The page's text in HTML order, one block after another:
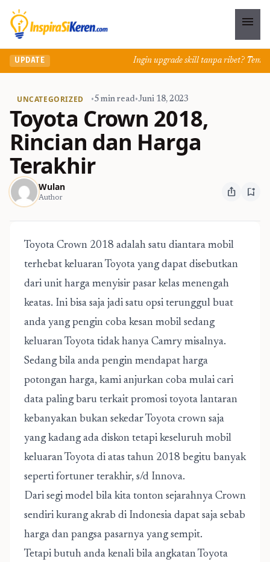
menu
UPDATE Ingin upgrade skill tanpa ribet?
UNCATEGORIZED •5 min read•Juni 18, 2023
Toyota Crown 2018,
Rincian dan Harga
Terakhir
Wulan
Author ios_share bookmark_add
Toyota Crown 2018 adalah satu diantara mobil
terhebat keluaran Toyota yang dapat disebutkan
dari unit harga menyisir pasar kelas menengah
keatas. Ini bisa saja jadi satu opsi terunggul buat
anda yang pengin coba kesan mobil sedang
keluaran Toyota tidak hanya Camry misalnya.
Sedang bila anda pengin mendapat harga
potongan harga, kami anjurkan coba mulai cari
data paling baru terkait promosi toyota lantaran
kebanyakan bukan sekedar Toyota crown saja
yang kadang ada diskon tetapi keseluruh mobil
keluaran Toyota di atas tahun 2018 begitu banyak
seperti fortuner terakhir, s/d Innova.
Dari segi model bila kita tonton sejarahnya Crown
sendiri kurang akrab di Indonesia dapat saja sebab
harga dan pangsa pasarnya yang sempit.
Tetapi butuh anda kenali bila angkatan Toyota